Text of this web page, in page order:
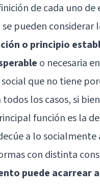
de cada uno
pueden considerar
o principio
o necesaria
que no tiene
los casos, si
función es la
a lo
con distinta
puede acarrear